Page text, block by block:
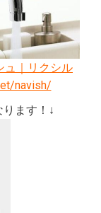
｜リクシル
navish/
ます！↓